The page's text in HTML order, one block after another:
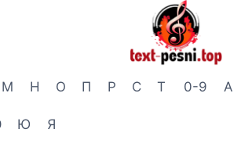
М Н О П Р С Т
Ю Я
0-9 A